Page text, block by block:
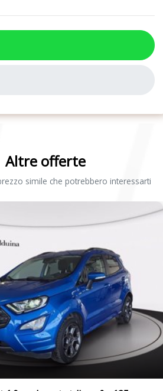
Altre offerte
simile che potrebbero interessarti